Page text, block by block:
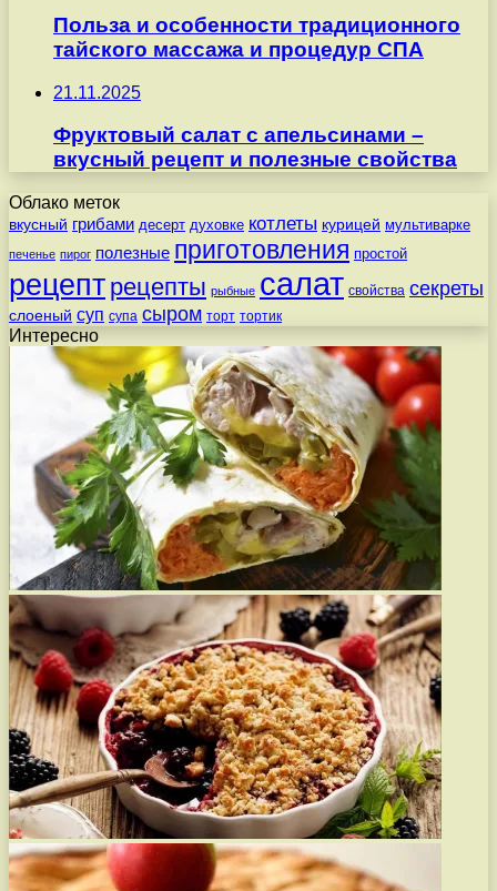
Польза и особенности традиционного
тайского массажа и процедур СПА
21.11.2025
Фруктовый салат с апельсинами –
вкусный рецепт и полезные свойства
Облако меток
вкусный грибами десерт духовке котлеты курицей мультиварке
печенье пирог полезные приготовления простой
рецепт рецепты рыбные салат свойства секреты
слоеный суп супа сыром торт тортик
Интересно